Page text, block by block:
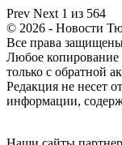
Prev Next 1 из 564
© 2026 - Новости
Все права
Любое копирование
только с обратной
Редакция не несет
информации,